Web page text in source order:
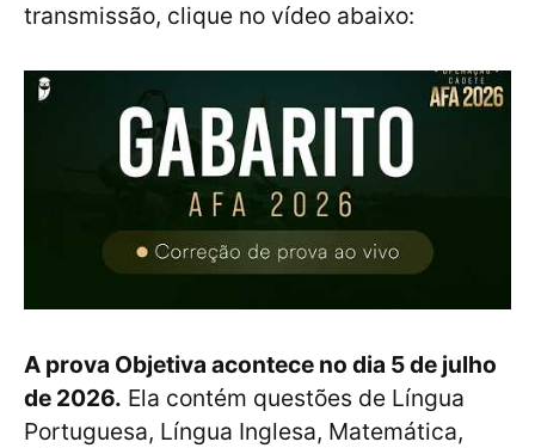
transmissão, clique no vídeo abaixo:
A prova Objetiva acontece no dia 5 de julho
de 2026. Ela contém questões de Língua
Portuguesa, Língua Inglesa, Matemática,